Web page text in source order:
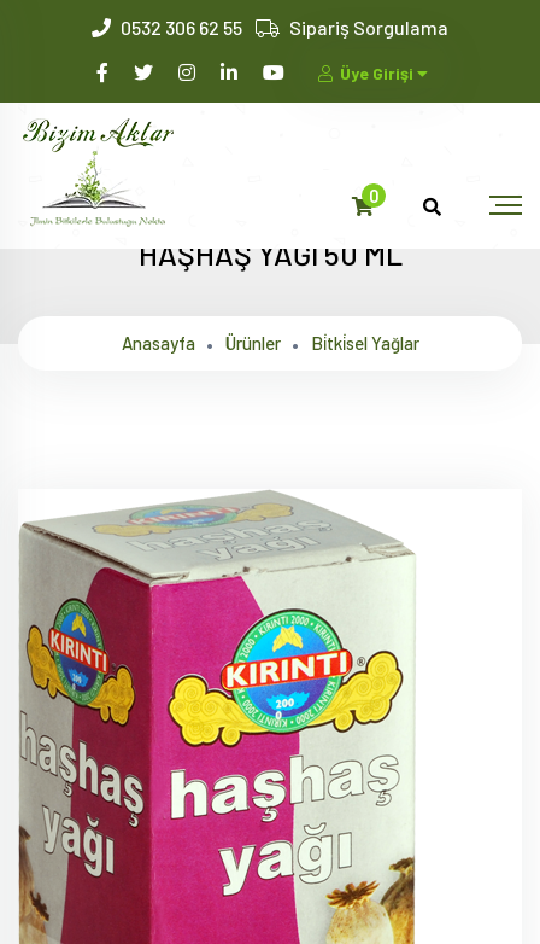
0532 306 62 55 Sipariş Sorgulama
Üye Girişi
0
HAŞHAŞ YAĞI 50 ML
Anasayfa Ürünler Bi̇tki̇sel Yağlar